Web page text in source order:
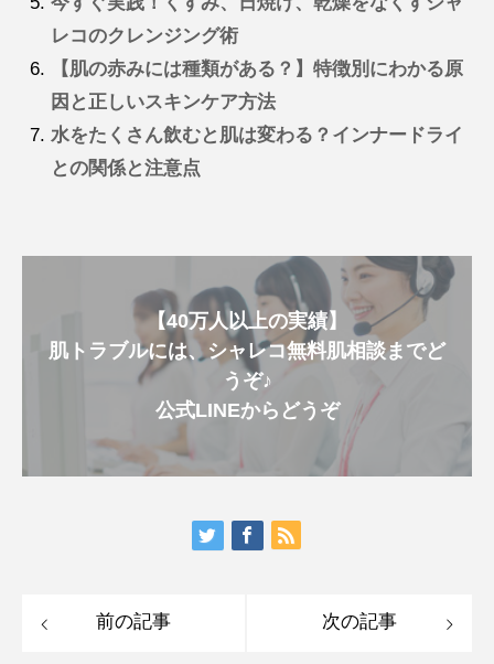
レコのクレンジング術
【肌の赤みには種類がある？】特徴別にわかる原
因と正しいスキンケア方法
水をたくさん飲むと肌は変わる？インナードライ
との関係と注意点
【40万人以上の実績】
肌トラブルには、シャレコ無料肌相談までど
うぞ♪
公式LINEからどうぞ
前の記事 次の記事